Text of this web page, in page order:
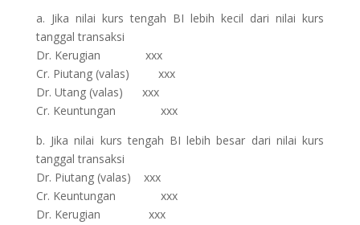
a. Jika nilai kurs tengah BI lebih kecil dari nilai kurs
tanggal transaksi
Dr. Kerugian xxx
Cr. Piutang (valas) xxx
Dr. Utang (valas) xxx
Cr. Keuntungan xxx
b. Jika nilai kurs tengah BI lebih besar dari nilai kurs
tanggal transaksi
Dr. Piutang (valas) xxx
Cr. Keuntungan xxx
Dr. Kerugian xxx